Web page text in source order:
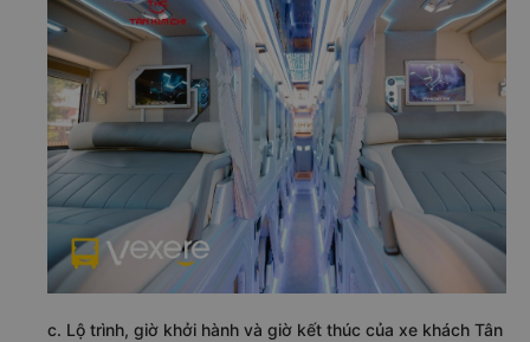
c. Lộ trình, giờ khởi hành và giờ kết thúc của xe khách Tân